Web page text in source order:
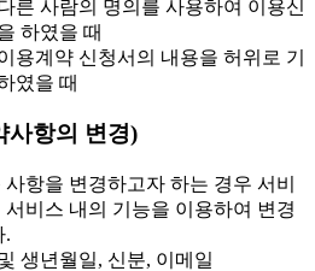
른 사람의 명의를 사용하여 이용신
하였을 때
용계약 신청서의 내용을 허위로 기
였을 때
사항의 변경)
항을 변경하고자 하는 경우 서비
서비스 내의 기능을 이용하여 변경
.
생년월일, 신분, 이메일